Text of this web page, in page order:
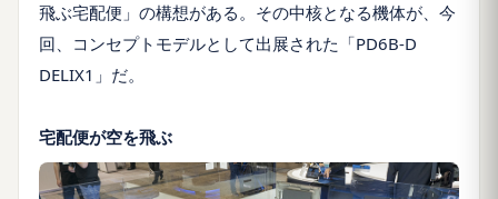
飛ぶ宅配便」の構想がある。その中核となる機体が、今
回、コンセプトモデルとして出展された「PD6B-D
DELIX1」だ。
宅配便が空を飛ぶ